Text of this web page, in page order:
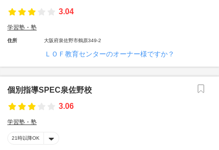
3.04
学習塾・塾
住所 大阪府泉佐野市鶴原349-2
ＬＯＦ教育センターのオーナー様ですか？
個別指導SPEC泉佐野校
3.06
学習塾・塾
21時以降OK